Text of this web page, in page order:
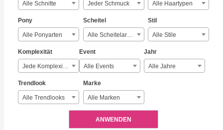
Alle Schnitte Jeder Schmuck Alle Haartypen
Pony
Alle Ponyarten
Scheitel
Alle Scheitelarten
Stil
Alle Stile
Komplexität
Jede Komplexität
Event
Alle Events
Jahr
Alle Jahre
Trendlook
Alle Trendlooks
Marke
Alle Marken
ANWENDEN